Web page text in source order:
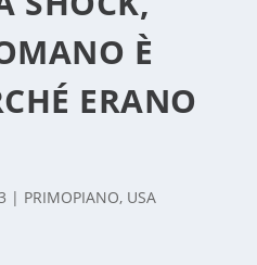
È
ERANO
| PRIMOPIANO, USA